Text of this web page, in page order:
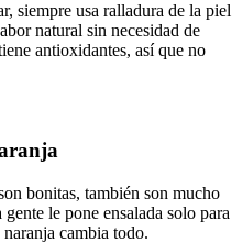
siempre usa ralladura de la piel
natural sin necesidad de
antioxidantes, así que no
bonitas, también son mucho
le pone ensalada solo para
cambia todo.